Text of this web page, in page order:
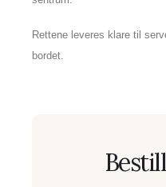
Rettene leveres klare til
bordet.